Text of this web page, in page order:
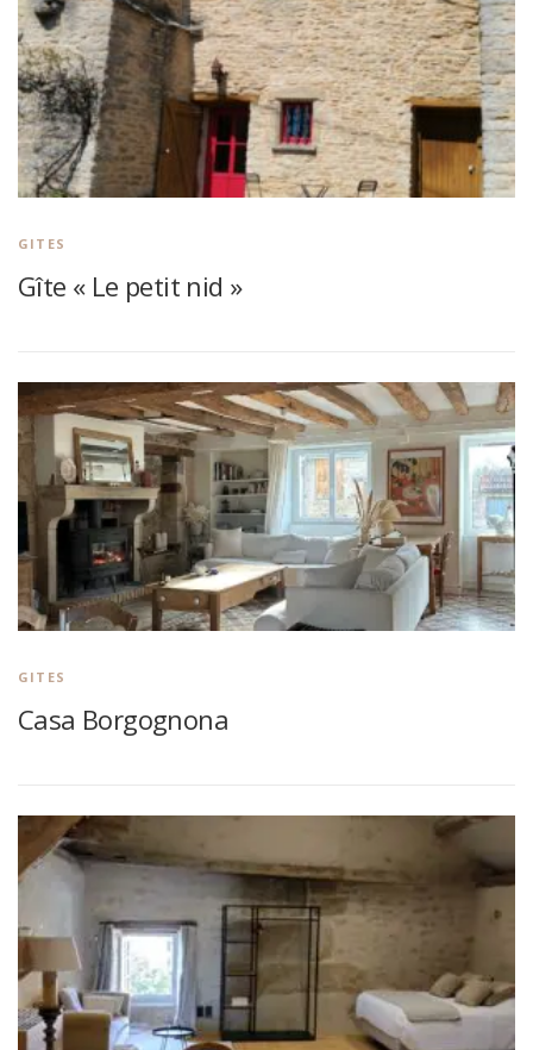
GITES
Gîte « Le petit nid »
GITES
Casa Borgognona